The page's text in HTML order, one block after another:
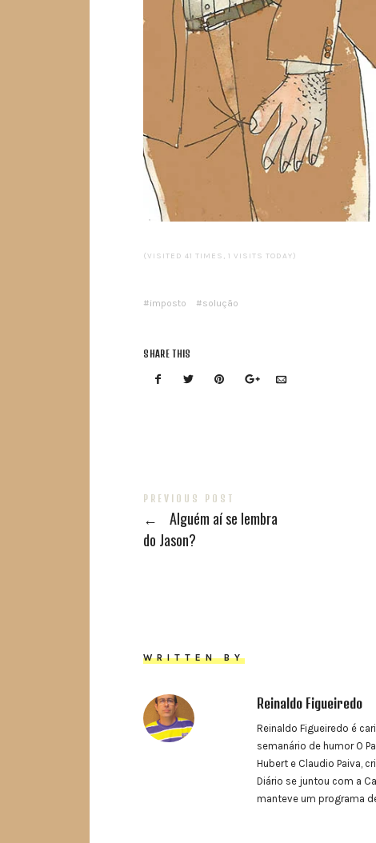
(VISITED 41 TIMES, 1 VISITS TODAY)
imposto solução
SHARE THIS
PREVIOUS POST
←
Alguém aí se lembra
do Jason?
WRITTEN BY
Reinaldo Figueiredo
Reinaldo Figueiredo é
semanário de humor O
Hubert e Claudio Paiva,
Diário se juntou com a
manteve um programa